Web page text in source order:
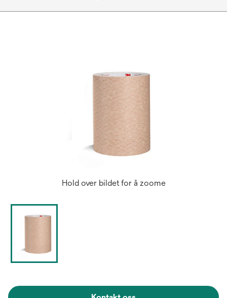
Hold over bildet for å zoome